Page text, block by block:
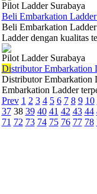
Pilot Ladder Surabaya
Beli Embarkation
Beli Embarkation
Ladder dengan kualitas
Pilot Ladder Surabaya
Distributor Embarkation
Distributor Embarkation
Embarkation Ladder
Prev 1 2 3 4 5 6 7 8 9 10
37 38 39 40 41 42 43 44
71 72 73 74 75 76 77 78